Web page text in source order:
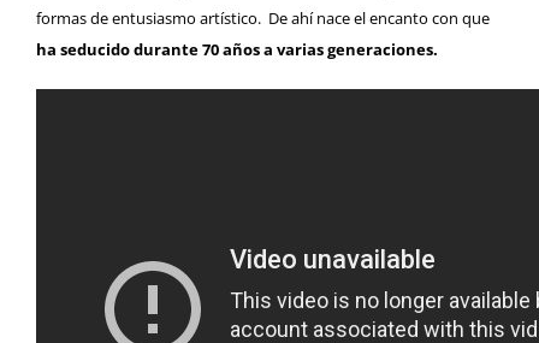
formas de entusiasmo artístico. De ahí nace el encanto con que
ha seducido durante 70 años a varias generaciones.